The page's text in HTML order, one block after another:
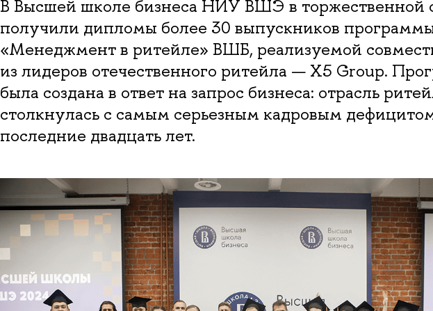
В Высшей школе бизнеса НИУ ВШЭ в торжественной
получили дипломы более 30 выпускников
«Менеджмент в ритейле» ВШБ, реализуемой
из лидеров отечественного ритейла — X5 Group.
была создана в ответ на запрос бизнеса: отрасль
столкнулась с самым серьезным кадровым
последние двадцать лет.